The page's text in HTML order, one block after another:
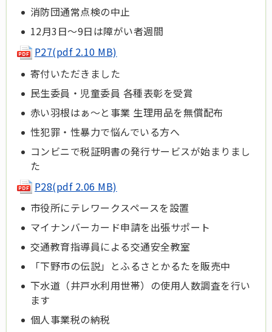
消防団通常点検の中止
12月3日～9日は障がい者週間
P27(pdf 2.10 MB)
寄付いただきました
民生委員・児童委員 各種表彰を受賞
赤い羽根はぁ～と事業 生理用品を無償配布
性犯罪・性暴力で悩んでいる方へ
コンビニで税証明書の発行サービスが始まりまし
た
P28(pdf 2.06 MB)
市役所にテレワークスペースを設置
マイナンバーカード申請を出張サポート
交通教育指導員による交通安全教室
「下野市の伝説」とふるさとかるたを販売中
下水道（井戸水利用世帯）の使用人数調査を行い
ます
個人事業税の納税